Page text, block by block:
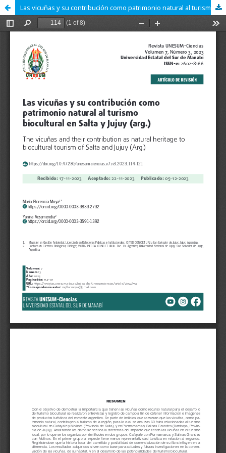
Las vicuñas y su contribución como patrimonio natural al turismo biocultural en Salta y Jujuy (arg.)